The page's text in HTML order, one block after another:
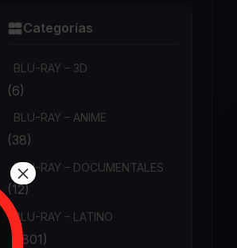
Categorías
BLU-RAY – 3D
(6)
BLU-RAY – ANIME
(38)
BLU-RAY – DOCUMENTALES
(12)
BLU-RAY – LATINO
(1,801)
×